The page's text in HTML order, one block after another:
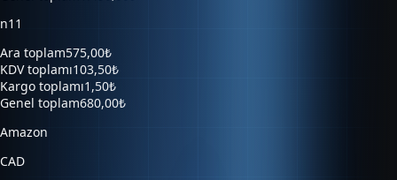
n11
Ara toplam575,00₺
KDV toplamı103,50₺
Kargo toplamı1,50₺
Genel toplam680,00₺
Amazon
CAD